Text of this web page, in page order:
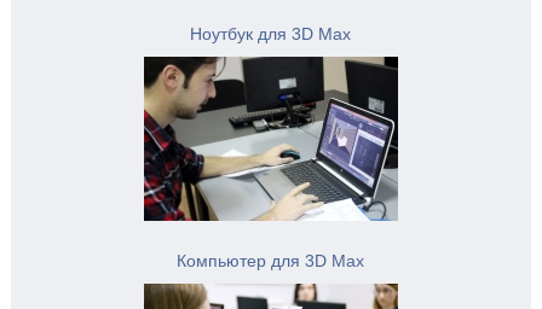
Ноутбук для 3D Max
Компьютер для 3D Max